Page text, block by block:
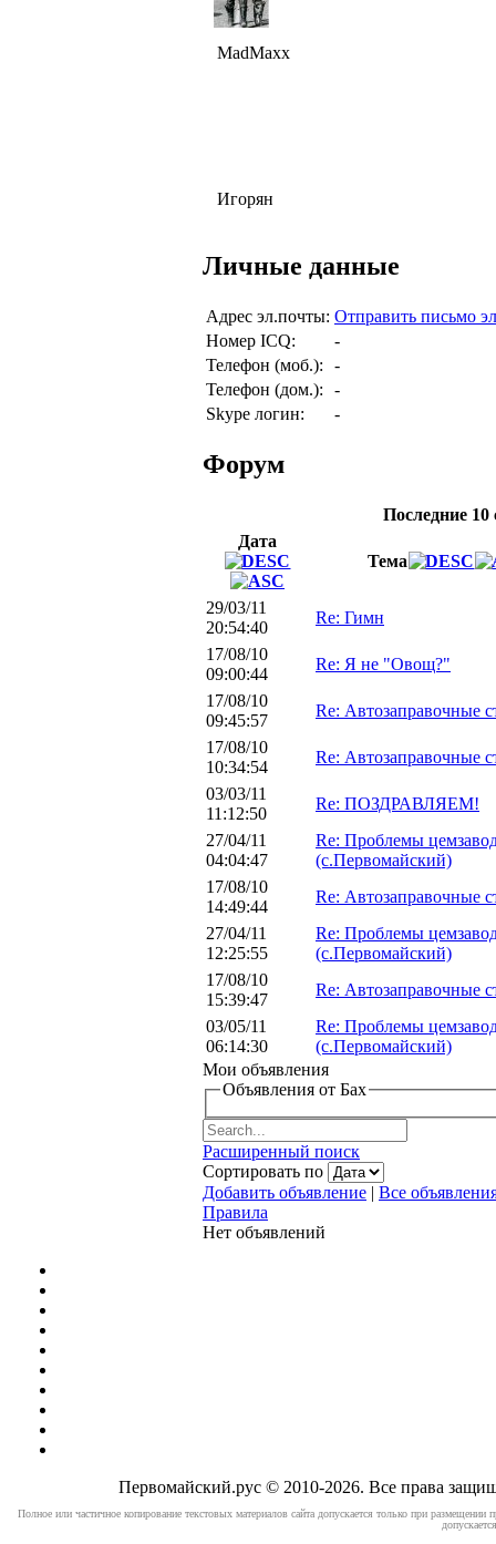
MadMaxx
Игорян
Личные данные
Адрес эл.почты: Отправить письмо
Номер ICQ:
-
Телефон (моб.):
-
Телефон (дом.):
-
Skype логин:
-
Форум
Последние
Дата
Тема
29/03/11
20:54:40
Re: Гимн
17/08/10
09:00:44
Re: Я не "Овощ?"
17/08/10
09:45:57
Re: Автозаправочные
17/08/10
10:34:54
Re: Автозаправочные
03/03/11
11:12:50
Re: ПОЗДРАВЛЯЕМ!
27/04/11
04:04:47
Re: Проблемы
(с.Первомайский)
17/08/10
14:49:44
Re: Автозаправочные
27/04/11
12:25:55
Re: Проблемы
(с.Первомайский)
17/08/10
15:39:47
Re: Автозаправочные
03/05/11
06:14:30
Re: Проблемы
(с.Первомайский)
Мои объявления
Объявления от Бах
Расширенный поиск
Сортировать по
Добавить объявление | Все
Правила
Нет объявлений
Первомайский.рус © 2010-2026. Все права
Полное или частичное копирование текстовых материалов сайта допускается только при